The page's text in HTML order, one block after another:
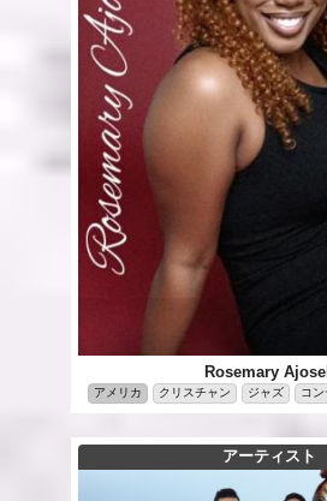
Rosemary
アメリカ クリスチャン ジャズ コ
アーティスト